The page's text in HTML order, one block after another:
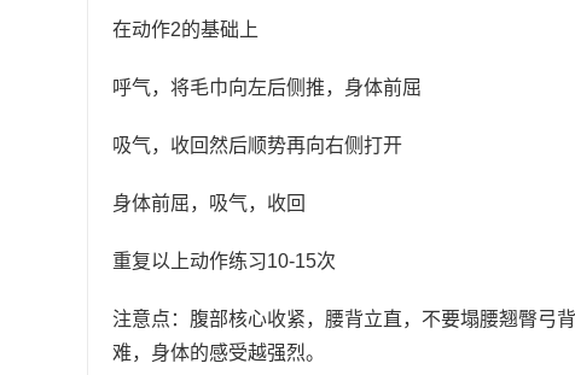
在动作2的基础上
呼气，将毛巾向左后侧推，身体前屈
吸气，收回然后顺势再向右侧打开
身体前屈，吸气，收回
重复以上动作练习10-15次
注意点：腹部核心收紧，腰背立直，不要塌腰翘臀弓
难，身体的感受越强烈。